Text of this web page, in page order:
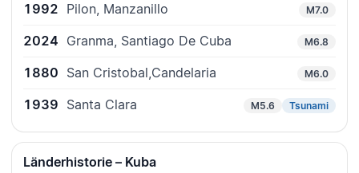
1992 Pilon, Manzanillo M7.0
2024 Granma, Santiago De Cuba M6.8
1880 San Cristobal,Candelaria M6.0
1939 Santa Clara M5.6 Tsunami
Länderhistorie – Kuba